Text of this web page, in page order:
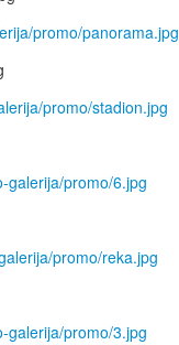
promo/panorama.jpg
promo/stadion.jpg
galerija/promo/6.jpg
promo/reka.jpg
galerija/promo/3.jpg